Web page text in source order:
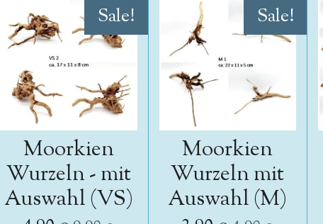
Sale!
Moorkien
Wurzeln - mit
Auswahl (VS)
Sale!
Moorkien
Wurzeln mit
Auswahl (M)